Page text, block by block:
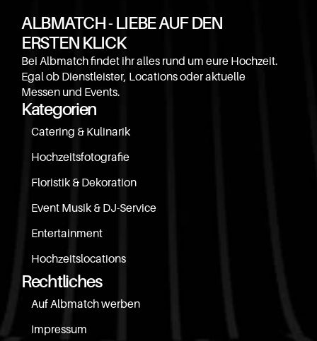
ALBMATCH - LIEBE AUF DEN
ERSTEN KLICK
Bei Albmatch findet ihr alles rund um eure Hochzeit.
Egal ob Dienstleister, Locations oder aktuelle
Messen und Events.
Kategorien
Catering & Kulinarik
Hochzeitsfotografie
Floristik & Dekoration
Event Musik & DJ-Service
Entertainment
Hochzeitslocations
Rechtliches
Auf Albmatch werben
Impressum